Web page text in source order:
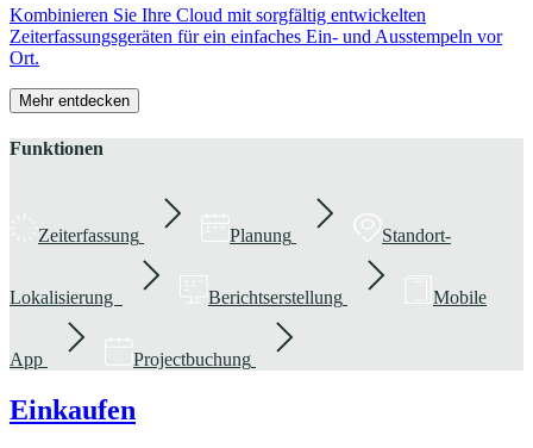
Kombinieren Sie Ihre Cloud mit sorgfältig entwickelten
Zeiterfassungsgeräten für ein einfaches Ein- und Ausstempeln vor
Ort.
Mehr entdecken
Funktionen
Zeiterfassung Planung Standort-
Lokalisierung Berichtserstellung Mobile
App Projectbuchung
Einkaufen